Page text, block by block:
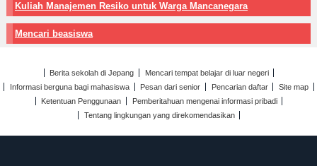
Kuliah Manajemen Resiko untuk Warga Mancanegara
Mencari beasiswa
Berita sekolah di Jepang
Mencari tempat belajar di luar negeri
Informasi berguna bagi mahasiswa
Pesan dari senior Pencarian daftar
Site map
Ketentuan Penggunaan
Pemberitahuan mengenai informasi pribadi
Tentang lingkungan yang direkomendasikan